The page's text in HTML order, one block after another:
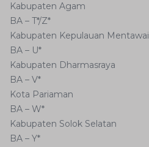
Kabupaten Agam
BA – T*/Z*
Kabupaten Kepulauan Mentawai
BA – U*
Kabupaten Dharmasraya
BA – V*
Kota Pariaman
BA – W*
Kabupaten Solok Selatan
BA – Y*